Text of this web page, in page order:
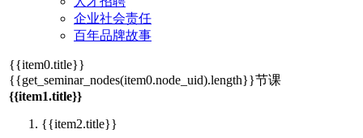
企业社会责任
百年品牌故事
{{item0.title}}
{{get_seminar_nodes(item0.node_uid).length}}节课
{{item1.title}}
{{item2.title}}